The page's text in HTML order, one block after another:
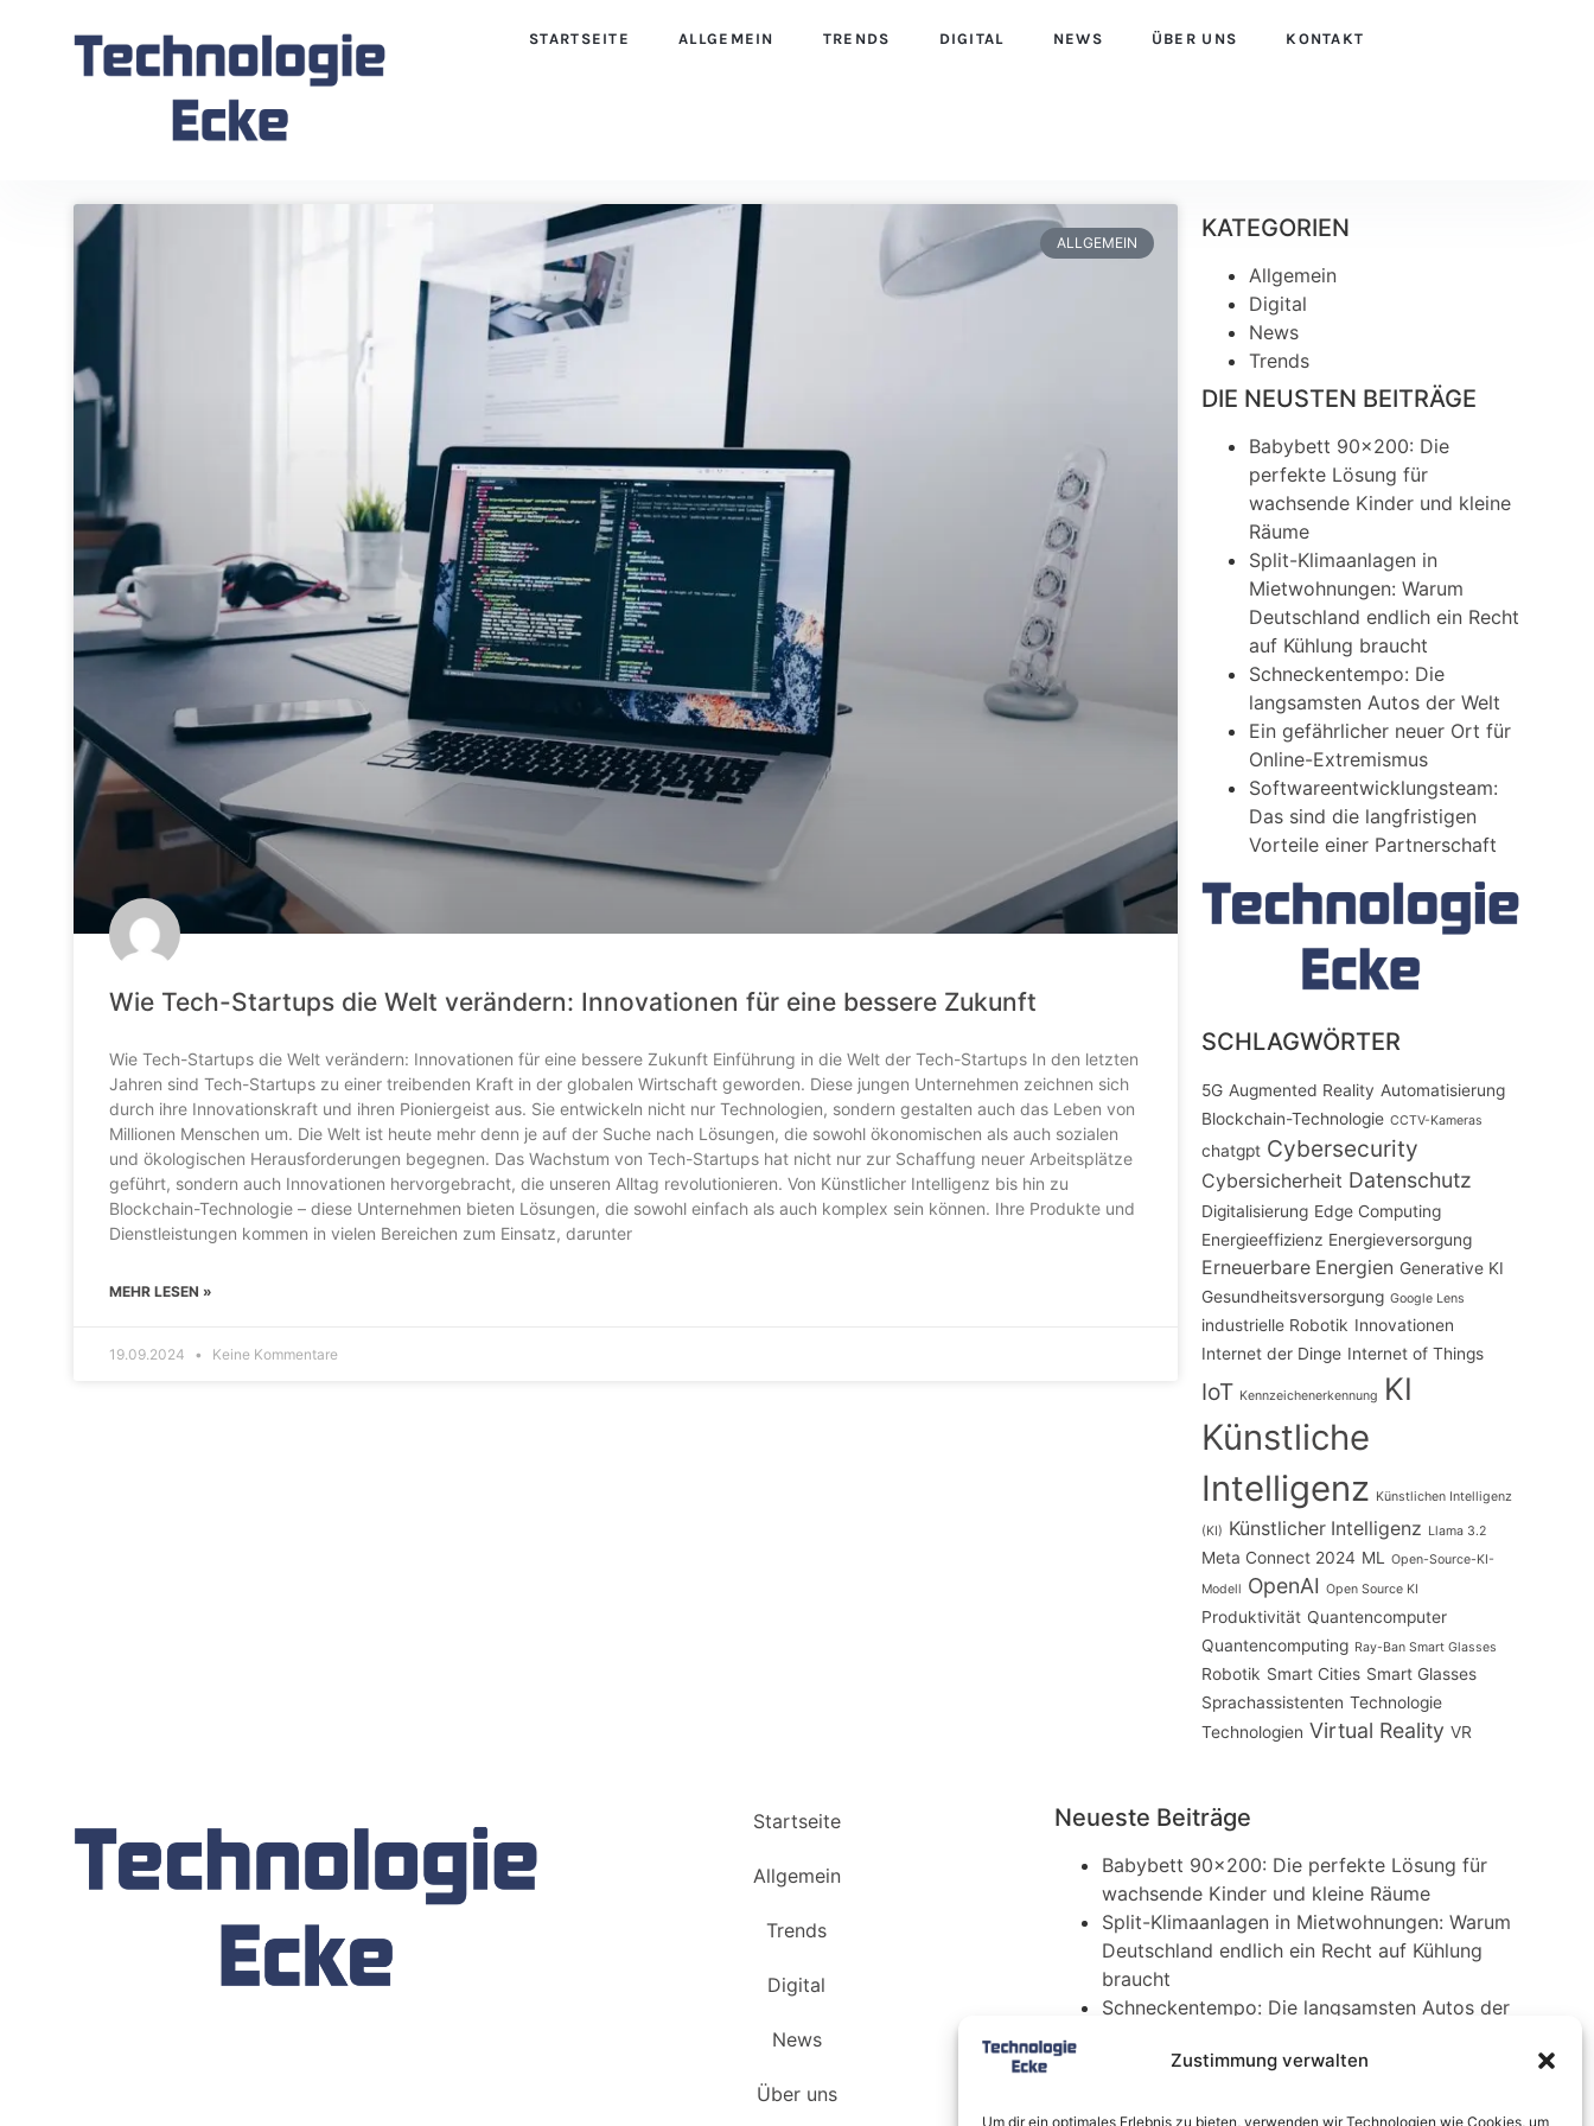
Zustimmung verwalten
Um dir ein optimales Erlebnis zu bieten, verwenden wir Technologien wie Cookies, um
STARTSEITE ALLGEMEIN TRENDS DIGITAL NEWS ÜBER UNS KONTAKT
ALLGEMEIN
Wie Tech-Startups die Welt verändern: Innovationen für eine bessere Zukunft
Wie Tech-Startups die Welt verändern: Innovationen für eine bessere Zukunft Einführung in die Welt der Tech-Startups In den letzten
Jahren sind Tech-Startups zu einer treibenden Kraft in der globalen Wirtschaft geworden. Diese jungen Unternehmen zeichnen sich
durch ihre Innovationskraft und ihren Pioniergeist aus. Sie entwickeln nicht nur Technologien, sondern gestalten auch das Leben von
Millionen Menschen um. Die Welt ist heute mehr denn je auf der Suche nach Lösungen, die sowohl ökonomischen als auch sozialen
und ökologischen Herausforderungen begegnen. Das Wachstum von Tech-Startups hat nicht nur zur Schaffung neuer Arbeitsplätze
geführt, sondern auch Innovationen hervorgebracht, die unseren Alltag revolutionieren. Von Künstlicher Intelligenz bis hin zu
Blockchain-Technologie – diese Unternehmen bieten Lösungen, die sowohl einfach als auch komplex sein können. Ihre Produkte und
Dienstleistungen kommen in vielen Bereichen zum Einsatz, darunter
MEHR LESEN »
19.09.2024 Keine Kommentare
KATEGORIEN
Allgemein
Digital
News
Trends
DIE NEUSTEN BEITRÄGE
Babybett 90×200: Die
perfekte Lösung für
wachsende Kinder und kleine
Räume
Split-Klimaanlagen in
Mietwohnungen: Warum
Deutschland endlich ein Recht
auf Kühlung braucht
Schneckentempo: Die
langsamsten Autos der Welt
Ein gefährlicher neuer Ort für
Online-Extremismus
Softwareentwicklungsteam:
Das sind die langfristigen
Vorteile einer Partnerschaft
SCHLAGWÖRTER
5G Augmented Reality Automatisierung
Blockchain-Technologie CCTV-Kameras
chatgpt Cybersecurity
Cybersicherheit Datenschutz
Digitalisierung Edge Computing
Energieeffizienz Energieversorgung
Erneuerbare Energien Generative KI
Gesundheitsversorgung Google Lens
industrielle Robotik Innovationen
Internet der Dinge Internet of Things
IoT Kennzeichenerkennung KI
Künstliche
Intelligenz Künstlichen Intelligenz
(KI) Künstlicher Intelligenz Llama 3.2
Meta Connect 2024 ML Open-Source-KI-
Modell OpenAI Open Source KI
Produktivität Quantencomputer
Quantencomputing Ray-Ban Smart Glasses
Robotik Smart Cities Smart Glasses
Sprachassistenten Technologie
Technologien Virtual Reality VR
Startseite
Allgemein
Trends
Digital
News
Über uns
Neueste Beiträge
Babybett 90×200: Die perfekte Lösung für
wachsende Kinder und kleine Räume
Split-Klimaanlagen in Mietwohnungen: Warum
Deutschland endlich ein Recht auf Kühlung
braucht
Schneckentempo: Die langsamsten Autos der
Ein gefährlicher neuer Ort für Online-